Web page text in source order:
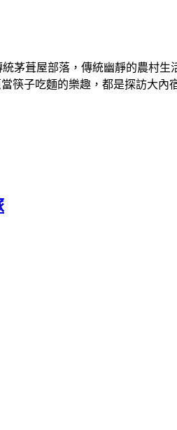
茅葺屋部落，傳統幽靜的農村
筷子吃麵的樂趣，都是探訪大內